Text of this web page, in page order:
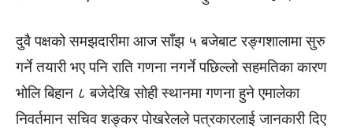
दुवै पक्षको समझदारीमा आज साँझ ५ बजेबाट रङ्गशालामा सुरु
गर्ने तयारी भए पनि राति गणना नगर्ने पछिल्लो सहमतिका कारण
भोलि बिहान ८ बजेदेखि सोही स्थानमा गणना हुने एमालेका
निवर्तमान सचिव शङ्कर पोखरेलले पत्रकारलाई जानकारी दिए